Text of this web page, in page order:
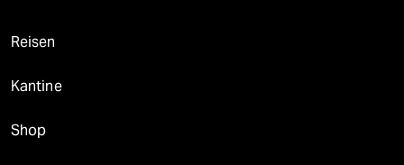
Reisen
Kantine
Shop